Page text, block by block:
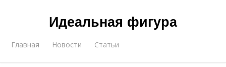
Идеальная фигура
Главная Новости Статьи